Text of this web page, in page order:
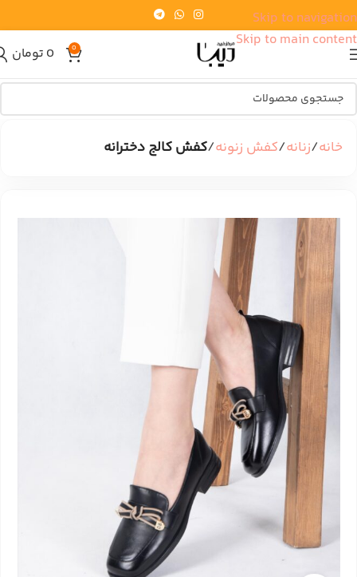
Skip to navigation
Skip to main content
0
0 تومان
خانه زنانه کفش زنونه کفش کالج دخترانه